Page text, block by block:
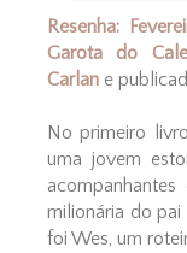
Resenha:
Garota do
Carlane
No primeiro
uma jovem
milionária do
foi Wes, um